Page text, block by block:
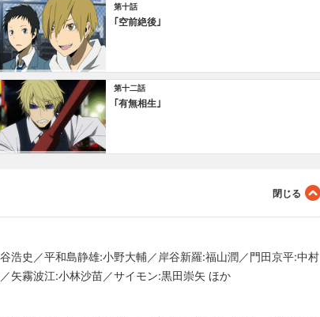
第十話
｢空前絶後｣
第十二話
｢有無相生｣
浩史／平和島静雄:小野大輔／岸谷新羅:福山潤／門田京平:中村
矢霧波江:小林沙苗／サイモン:黒田崇矢 ほか